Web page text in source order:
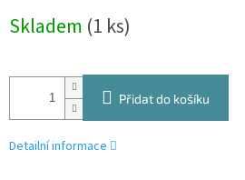
cena:
Skladem (1 ks)
Přidat do košíku
Detailní informace